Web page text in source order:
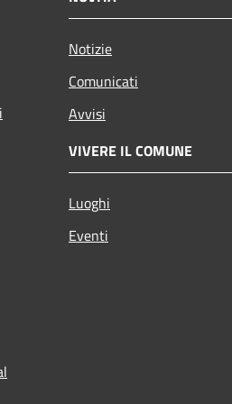
Notizie
Comunicati
Avvisi
VIVERE IL COMUNE
Luoghi
Eventi